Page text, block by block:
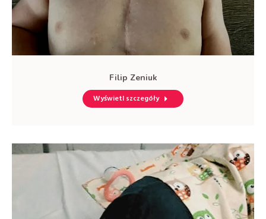
Filip Zeniuk
Wyświetl szczegóły